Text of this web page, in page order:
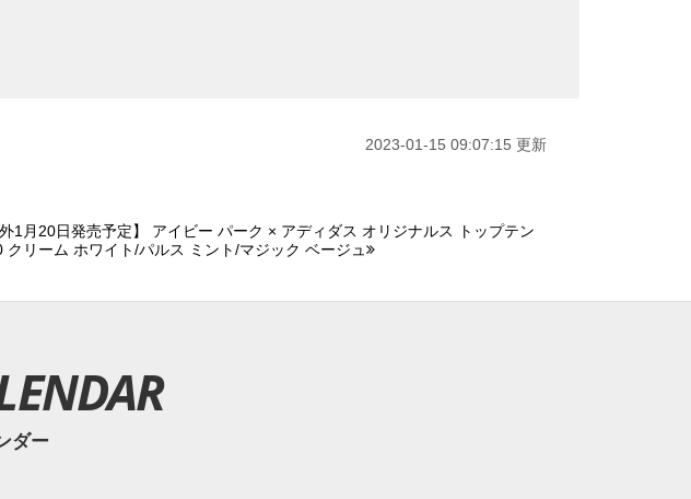
2023-01-15 09:07:15 更新
外1月20日発売予定】 アイビー パーク × アディダス オリジナルス トップテン
クリーム ホワイト/パルス ミント/マジック ベージュ
ダー